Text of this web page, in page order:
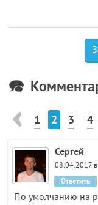
1 2 3 4
Сергей
08.04.2017 в
По умолчанию на
Ответить